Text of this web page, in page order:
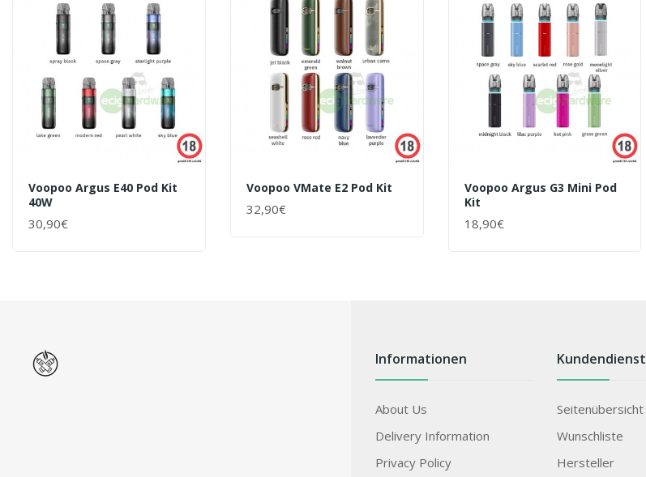
Voopoo Argus E40 Pod Kit
40W
30,90€
+ WARENKORB
Voopoo VMate E2 Pod Kit
32,90€
+ WARENKORB
Voopoo Argus G3 Mini Pod
Kit
18,90€
+ WARENKORB
Informationen
About Us
Delivery Information
Privacy Policy
Kundendienst
Seitenübersicht
Wunschliste
Hersteller